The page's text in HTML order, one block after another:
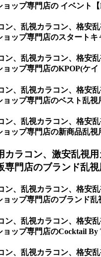
ップ専門店の イベント【
ン、乱視カラコン、格
ップ専門店のスタートキ
ン、乱視カラコン、格
ップ専門店のKPOP(ケイ
ン、乱視カラコン、格
ップ専門店のベスト乱視
ン、乱視カラコン、格
ップ専門店の新商品乱視
ラコン、激安乱視
門店のブランド乱
ン、乱視カラコン、格
ップ専門店のブランド乱
ン、乱視カラコン、格
ップ専門店のCocktail By
ン、乱視カラコン、格